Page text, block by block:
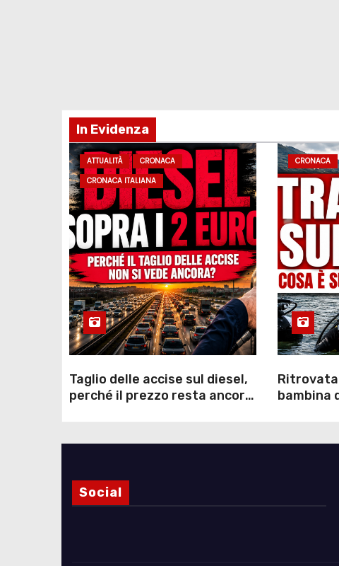
In Evidenza
ATTUALITÀ
CRONACA
CRONACA ITALIANA
Taglio delle accise sul diesel,
perché il prezzo resta ancora
CRONACA
bambina
Social